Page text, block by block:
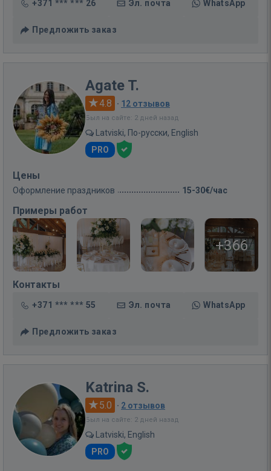
+371 *** *** 26 Эл. почта WhatsApp
Предложить заказ
Agate T.
4.8 · 12 отзывов
Был на сайте: 2 дней назад
Latviski, По-русски, English
PRO
Цены
Оформление праздников 15-30€/час
Примеры работ
+366
Контакты
+371 *** *** 55 Эл. почта WhatsApp
Предложить заказ
Katrina S.
5.0 · 2 отзывов
Был на сайте: 2 дней назад
Latviski, English
PRO